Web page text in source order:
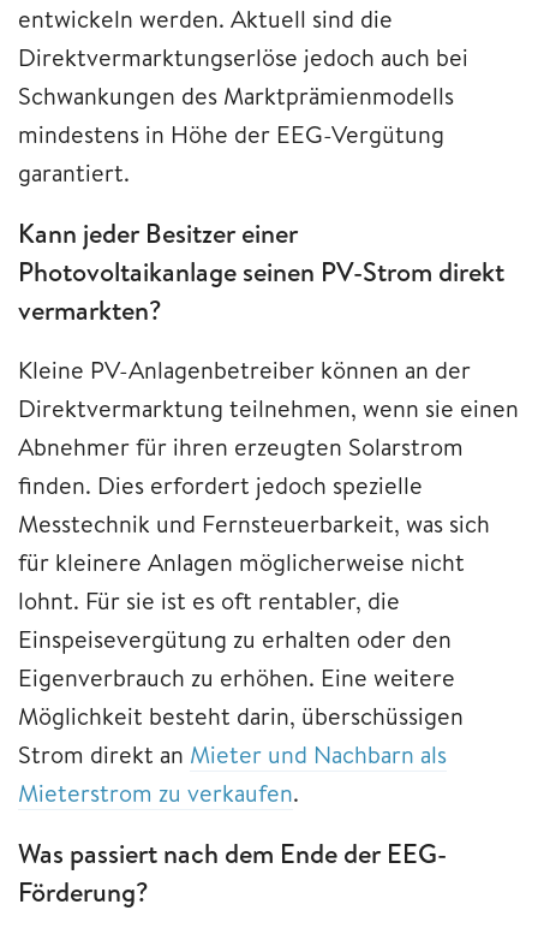
entwickeln werden. Aktuell sind die
Direktvermarktungserlöse jedoch auch bei
Schwankungen des Marktprämienmodells
mindestens in Höhe der EEG-Vergütung
garantiert.
Kann jeder Besitzer einer
Photovoltaikanlage seinen PV-Strom direkt
vermarkten?
Kleine PV-Anlagenbetreiber können an der
Direktvermarktung teilnehmen, wenn sie einen
Abnehmer für ihren erzeugten Solarstrom
finden. Dies erfordert jedoch spezielle
Messtechnik und Fernsteuerbarkeit, was sich
für kleinere Anlagen möglicherweise nicht
lohnt. Für sie ist es oft rentabler, die
Einspeisevergütung zu erhalten oder den
Eigenverbrauch zu erhöhen. Eine weitere
Möglichkeit besteht darin, überschüssigen
Strom direkt an Mieter und Nachbarn als
Mieterstrom zu verkaufen.
Was passiert nach dem Ende der EEG-
Förderung?